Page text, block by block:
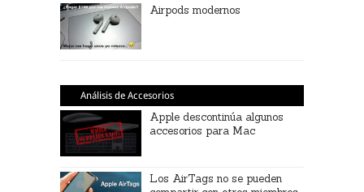
Airpods modernos
Análisis de Accesorios
Apple descontinúa algunos
accesorios para Mac
Los AirTags no se pueden